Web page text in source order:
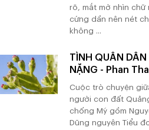
rõ, mắt mờ nhìn chữ
cứng dần nên nét
không ...
TÌNH QUÂN DÂN
NẶNG - Phan
Cuộc trò chuyện
người con đất
chống Mỹ gồm
Dũng nguyên Tiểu